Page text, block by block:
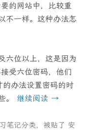
的网站中，比较重
不一样。这种办法怎
六位以上，这是因为
受六位密码，他们
办法设置密码的时
。 继续阅读 →
笔记分类，被贴了 安